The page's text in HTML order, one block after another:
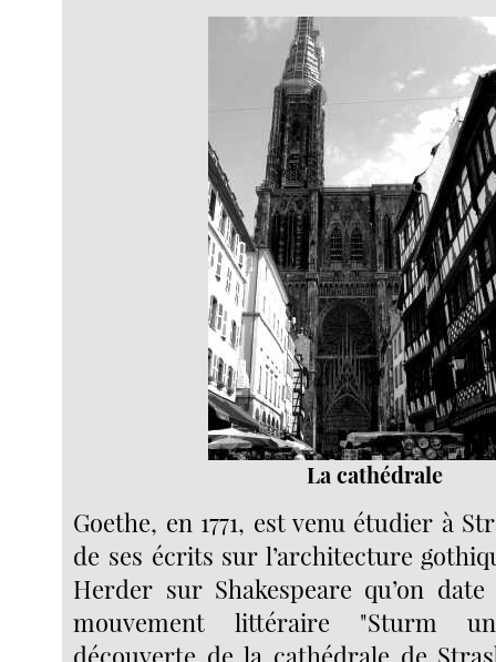
La cathédrale
Goethe, en 1771, est venu étudier à
de ses écrits sur l’architecture
Herder sur Shakespeare qu’on
mouvement littéraire "Sturm